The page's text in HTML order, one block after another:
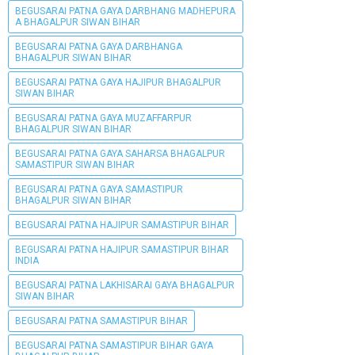
BEGUSARAI PATNA GAYA DARBHANG MADHEPURA
A BHAGALPUR SIWAN BIHAR
BEGUSARAI PATNA GAYA DARBHANGA
BHAGALPUR SIWAN BIHAR
BEGUSARAI PATNA GAYA HAJIPUR BHAGALPUR
SIWAN BIHAR
BEGUSARAI PATNA GAYA MUZAFFARPUR
BHAGALPUR SIWAN BIHAR
BEGUSARAI PATNA GAYA SAHARSA BHAGALPUR
SAMASTIPUR SIWAN BIHAR
BEGUSARAI PATNA GAYA SAMASTIPUR
BHAGALPUR SIWAN BIHAR
BEGUSARAI PATNA HAJIPUR SAMASTIPUR BIHAR
BEGUSARAI PATNA HAJIPUR SAMASTIPUR BIHAR
INDIA
BEGUSARAI PATNA LAKHISARAI GAYA BHAGALPUR
SIWAN BIHAR
BEGUSARAI PATNA SAMASTIPUR BIHAR
BEGUSARAI PATNA SAMASTIPUR BIHAR GAYA